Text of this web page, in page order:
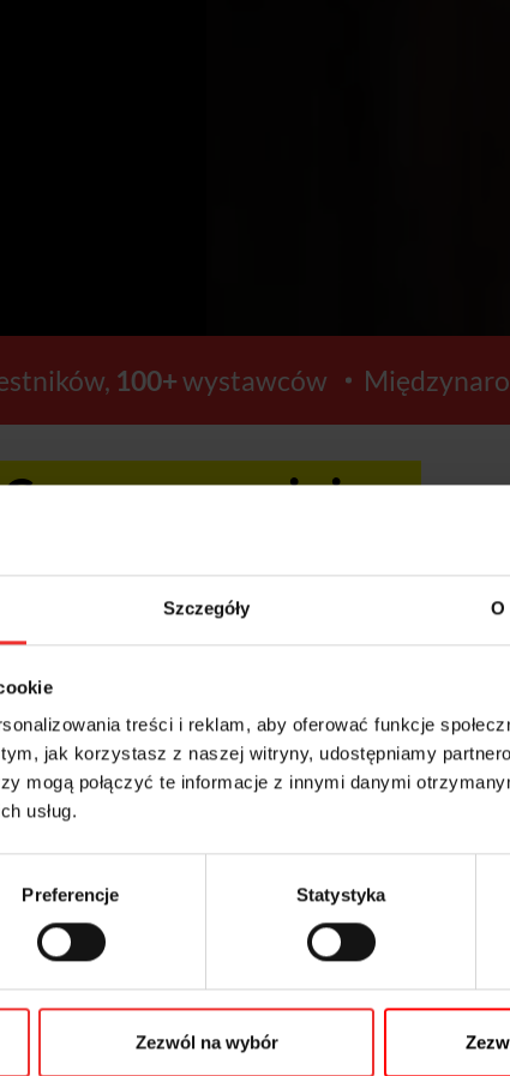
Szczegóły O
treści i reklam, aby oferować funkcje
jak korzystasz z naszej witryny, udostępniamy
mogą połączyć te informacje z innymi danymi
usług.
Preferencje Statystyka
Zezwól na wybór
100+wystawców
Ceny wzrosną już za:
17
GODZIN
12
Kup bilety >>
i dlaczego
I
Marketing & Technology powraca do stolicy
będzie miastoPoznań
Ponownie